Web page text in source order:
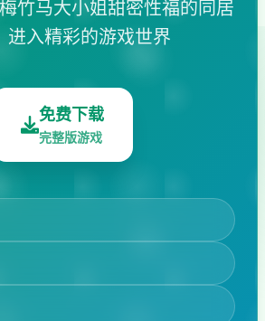
竹马大小姐甜密性福的同居
进入精彩的游戏世界
免费下载
完整版游戏